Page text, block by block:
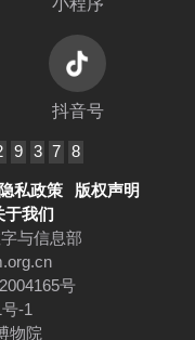
抖音号
9 3 7 8
隐私政策
版权声明
于我们
与信息部
号
-1
物院